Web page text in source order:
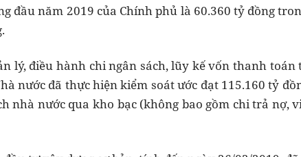
đầu năm 2019 của Chính phủ là 60.360 tỷ đồng
lý, điều hành chi ngân sách, lũy kế vốn thanh toán
nước đã thực hiện kiểm soát ước đạt 115.160 tỷ
nhà nước qua kho bạc (không bao gồm chi trả nợ,